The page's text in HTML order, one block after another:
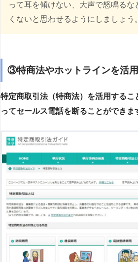
って耳を傾けない、大声で怒鳴るな
くないと思わせるようにしましょう。
③特商法やホットラインを活用
特定商取引法（特商法）を活用するこ
ってセールス電話を断ることができま